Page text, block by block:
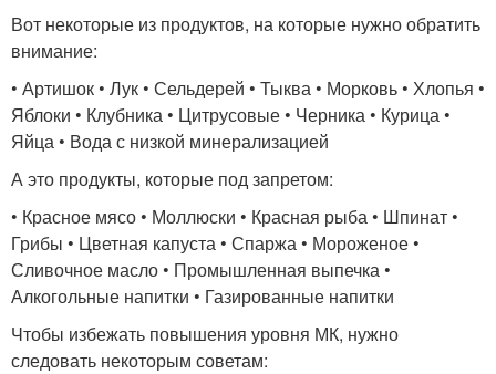
Вот некоторые из продуктов, на которые нужно обратить
внимание:
• Артишок • Лук • Сельдерей • Тыква • Морковь • Хлопья •
Яблоки • Клубника • Цитрусовые • Черника • Курица •
Яйца • Вода с низкой минерализацией
А это продукты, которые под запретом:
• Красное мясо • Моллюски • Красная рыба • Шпинат •
Грибы • Цветная капуста • Спаржа • Мороженое •
Сливочное масло • Промышленная выпечка •
Алкогольные напитки • Газированные напитки
Чтобы избежать повышения уровня МК, нужно
следовать некоторым советам: